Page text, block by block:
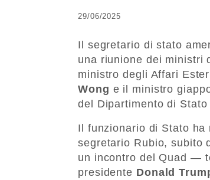
29/06/2025
Il segretario di stato
una riunione dei ministri
ministro degli Affari
Wong e il ministro
del Dipartimento di Stato
Il funzionario di Stato ha
segretario Rubio, subito
un incontro del Quad —
presidente Donald